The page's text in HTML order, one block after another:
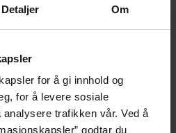
Detaljer Om
for å gi innhold og
for å levere sosiale
trafikken vår. Ved å
godtar du
hedret med